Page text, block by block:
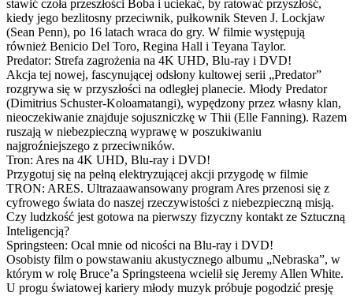
stawić czoła przeszłości Boba i uciekać, by ratować przyszłość,
kiedy jego bezlitosny przeciwnik, pułkownik Steven J. Lockjaw
(Sean Penn), po 16 latach wraca do gry. W filmie występują
również Benicio Del Toro, Regina Hall i Teyana Taylor.
Predator: Strefa zagrożenia na 4K UHD, Blu-ray i DVD!
Akcja tej nowej, fascynującej odsłony kultowej serii „Predator”
rozgrywa się w przyszłości na odległej planecie. Młody Predator
(Dimitrius Schuster-Koloamatangi), wypędzony przez własny klan,
nieoczekiwanie znajduje sojuszniczkę w Thii (Elle Fanning). Razem
ruszają w niebezpieczną wyprawę w poszukiwaniu
najgroźniejszego z przeciwników.
Tron: Ares na 4K UHD, Blu-ray i DVD!
Przygotuj się na pełną elektryzującej akcji przygodę w filmie
TRON: ARES. Ultrazaawansowany program Ares przenosi się z
cyfrowego świata do naszej rzeczywistości z niebezpieczną misją.
Czy ludzkość jest gotowa na pierwszy fizyczny kontakt ze Sztuczną
Inteligencją?
Springsteen: Ocal mnie od nicości na Blu-ray i DVD!
Osobisty film o powstawaniu akustycznego albumu „Nebraska”, w
którym w rolę Bruce’a Springsteena wcielił się Jeremy Allen White.
U progu światowej kariery młody muzyk próbuje pogodzić presję